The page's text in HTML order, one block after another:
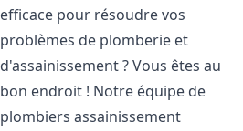
efficace pour résoudre vos
problèmes de plomberie et
d'assainissement ? Vous êtes au
bon endroit ! Notre équipe de
plombiers assainissement